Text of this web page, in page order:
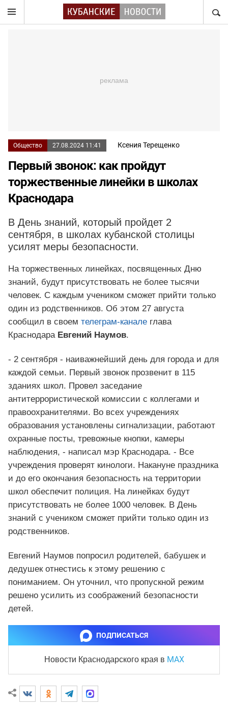
Общество 27.08.2024 11:41 Ксения Терещенко
Первый звонок: как пройдут
торжественные линейки в школах
Краснодара
В День знаний, который пройдет 2
сентября, в школах кубанской столицы
усилят меры безопасности.
На торжественных линейках, посвященных Дню
знаний, будут присутствовать не более тысячи
человек. С каждым учеником сможет прийти только
один из родственников. Об этом 27 августа
сообщил в своем телеграм-канале глава
Краснодара Евгений Наумов.
- 2 сентября - наиважнейший день для города и для
каждой семьи. Первый звонок прозвенит в 115
зданиях школ. Провел заседание
антитеррористической комиссии с коллегами и
правоохранителями. Во всех учреждениях
образования установлены сигнализации, работают
охранные посты, тревожные кнопки, камеры
наблюдения, - написал мэр Краснодара. - Все
учреждения проверят кинологи. Накануне праздника
и до его окончания безопасность на территории
школ обеспечит полиция. На линейках будут
присутствовать не более 1000 человек. В День
знаний с учеником сможет прийти только один из
родственников.
Евгений Наумов попросил родителей, бабушек и
дедушек отнестись к этому решению с
пониманием. Он уточнил, что пропускной режим
решено усилить из соображений безопасности
детей.
ПОДПИСАТЬСЯ
Новости Краснодарского края в MAX